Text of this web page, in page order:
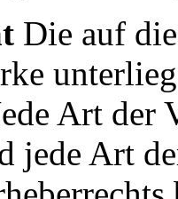
Die auf
Art
jede Art